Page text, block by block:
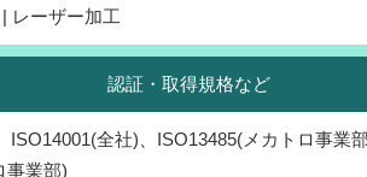
レーザー加工
認証・取得規格など
ISO14001(全社)、ISO13485(メカトロ事業
事業部)